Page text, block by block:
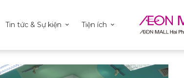
Tin tức & Sự kiện Tiện ích